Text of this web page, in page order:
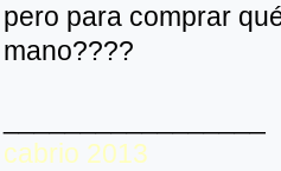
pero para comprar
mano????
cabrio 2013